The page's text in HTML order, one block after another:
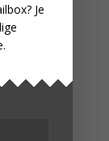
Je